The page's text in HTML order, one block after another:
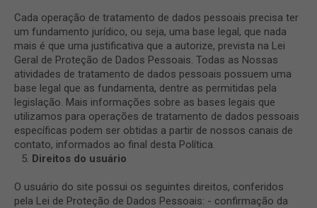
Cada operação de tratamento de dados pessoais precisa ter
um fundamento jurídico, ou seja, uma base legal, que nada
mais é que uma justificativa que a autorize, prevista na Lei
Geral de Proteção de Dados Pessoais. Todas as Nossas
atividades de tratamento de dados pessoais possuem uma
base legal que as fundamenta, dentre as permitidas pela
legislação. Mais informações sobre as bases legais que
utilizamos para operações de tratamento de dados pessoais
específicas podem ser obtidas a partir de nossos canais de
contato, informados ao final desta Política.
Direitos do usuário
O usuário do site possui os seguintes direitos, conferidos
pela Lei de Proteção de Dados Pessoais: - confirmação da